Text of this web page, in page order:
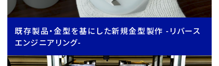
既存製品・金型を基にした新規金型製作 -リバース
エンジニアリング-